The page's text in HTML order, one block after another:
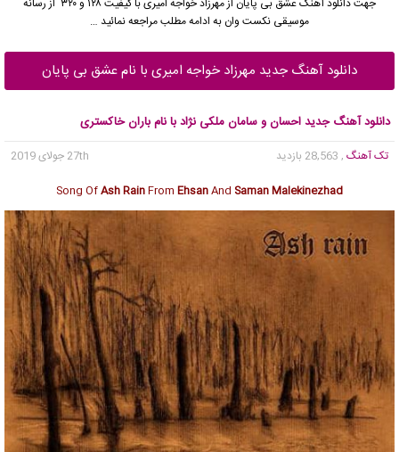
موسیقی نکست وان به ادامه مطلب مراجعه نمائید …
دانلود آهنگ جدید مهرزاد خواجه امیری با نام عشق بی پایان
دانلود آهنگ جدید احسان و سامان ملکی نژاد با نام باران خاکستری
تک آهنگ , 28,563 بازدید
27th جولای 2019
Song OfAsh RainFrom EhsanAnd Saman Malekinezhad